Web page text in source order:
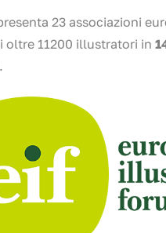
23 associazioni
oltre 11200 illustratori in
.